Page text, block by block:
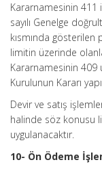
Kararnamesinin
sayılı Genelge
kısmında gösterilen
limitin üzerinde
Kararnamesinin
Kurulunun Kararı
Devir ve satış
halinde söz konusu
uygulanacaktır.
10- Ön Ödeme